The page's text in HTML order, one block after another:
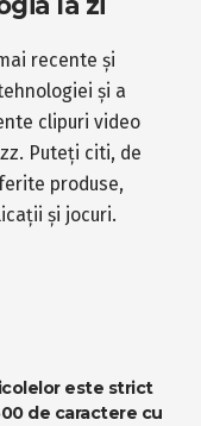
recente și
și a
clipuri video
Puteți citi, de
produse,
și jocuri.
este strict
de caractere cu